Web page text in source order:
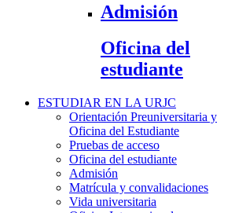
Admisión
Oficina del
estudiante
ESTUDIAR EN LA URJC
Orientación Preuniversitaria y
Oficina del Estudiante
Pruebas de acceso
Oficina del estudiante
Admisión
Matrícula y convalidaciones
Vida universitaria